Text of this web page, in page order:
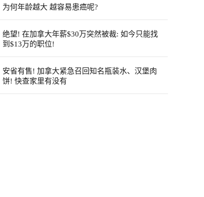
开始拉响警报。摩根大通执行长戴蒙
为何年龄越大 越容易患癌呢?
友似乎变多了。五十岁的老张就是如此，原
本以...
绝望! 在加拿大年薪$30万突然被裁: 如今只能找
到$13万的职位!
（r/CanadaJobs）上，一篇关于薪资断崖式
下跌的帖子引...
安省有售! 加拿大紧急召回知名瓶装水、汉堡肉
饼! 快查家里有没有